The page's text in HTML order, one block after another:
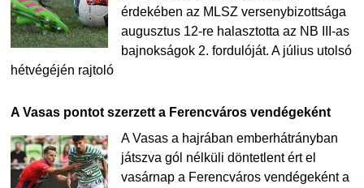
érdekében az MLSZ versenybizottsága
augusztus 12-re halasztotta az NB III-as
bajnokságok 2. fordulóját. A július utolsó
hétvégéjén rajtoló
A Vasas pontot szerzett a Ferencváros vendégeként
A Vasas a hajrában emberhátrányban
játszva gól nélküli döntetlent ért el
vasárnap a Ferencváros vendégeként a